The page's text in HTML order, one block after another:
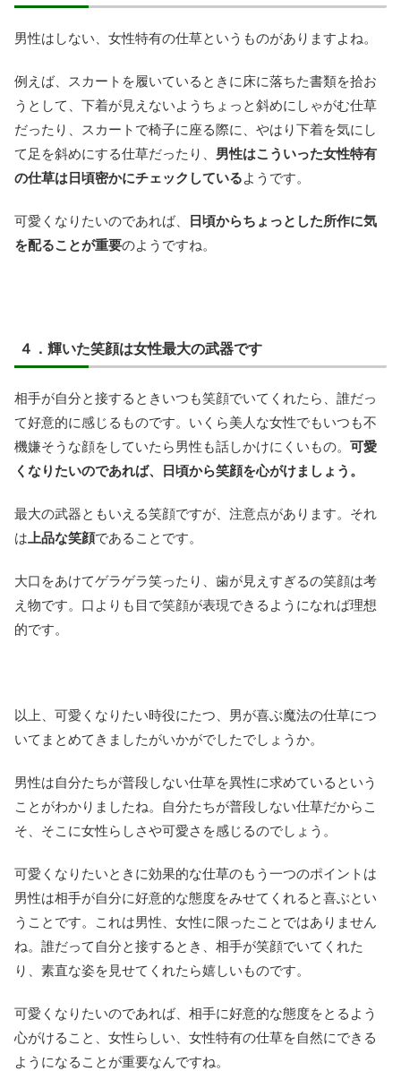
男性はしない、女性特有の仕草というものがありますよね。
例えば、スカートを履いているときに床に落ちた書類を拾お
うとして、下着が見えないようちょっと斜めにしゃがむ仕草
だったり、スカートで椅子に座る際に、やはり下着を気にし
て足を斜めにする仕草だったり、 男性はこういった女性特有
の仕草は日頃密かにチェックしているようです。
可愛くなりたいのであれば、
日頃からちょっとした所作に気
を配ることが重要のようですね。
４．輝いた笑顔は女性最大の武器です
相手が自分と接するときいつも笑顔でいてくれたら、誰だっ
て好意的に感じるものです。いくら美人な女性でもいつも不
機嫌そうな顔をしていたら男性も話しかけにくいもの。 可愛
くなりたいのであれば、日頃から笑顔を心がけましょう。
最大の武器ともいえる笑顔ですが、注意点があります。それ
は 上品な笑顔であることです。
大口をあけてゲラゲラ笑ったり、歯が見えすぎるの笑顔は考
え物です。口よりも目で笑顔が表現できるようになれば理想
的です。
以上、可愛くなりたい時役にたつ、男が喜ぶ魔法の仕草につ
いてまとめてきましたがいかがでしたでしょうか。
男性は自分たちが普段しない仕草を異性に求めているという
ことがわかりましたね。自分たちが普段しない仕草だからこ
そ、そこに女性らしさや可愛さを感じるのでしょう。
可愛くなりたいときに効果的な仕草のもう一つのポイントは
男性は相手が自分に好意的な態度をみせてくれると喜ぶとい
うことです。これは男性、女性に限ったことではありません
ね。誰だって自分と接するとき、相手が笑顔でいてくれた
り、素直な姿を見せてくれたら嬉しいものです。
可愛くなりたいのであれば、相手に好意的な態度をとるよう
心がけること、女性らしい、女性特有の仕草を自然にできる
ようになることが重要なんですね。